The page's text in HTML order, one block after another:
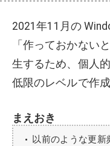
2021年11月の
「作っておかない
生するため、個人
低限のレベルで作
まえおき
以前のような更